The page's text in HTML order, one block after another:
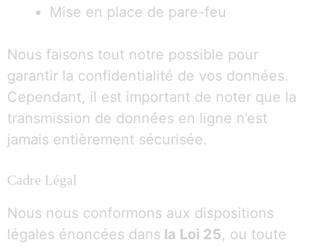
Mise en place de pare-feu
Nous faisons tout notre possible pour
garantir la confidentialité de vos données.
Cependant, il est important de noter que la
transmission de données en ligne n’est
jamais entièrement sécurisée.
Cadre Légal
Nous nous conformons aux dispositions
légales énoncées dans la Loi 25, ou toute